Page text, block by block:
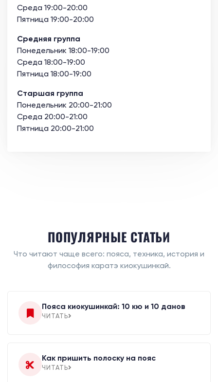
Среда 19:00-20:00
Пятница 19:00-20:00
Средняя группа
Понедельник 18:00-19:00
Среда 18:00-19:00
Пятница 18:00-19:00
Старшая группа
Понедельник 20:00-21:00
Среда 20:00-21:00
Пятница 20:00-21:00
ПОПУЛЯРНЫЕ СТАТЬИ
Что читают чаще всего: пояса, техника, история и
философия каратэ киокушинкай.
Пояса киокушинкай: 10 кю и 10 данов
ЧИТАТЬ
Как пришить полоску на пояс
ЧИТАТЬ